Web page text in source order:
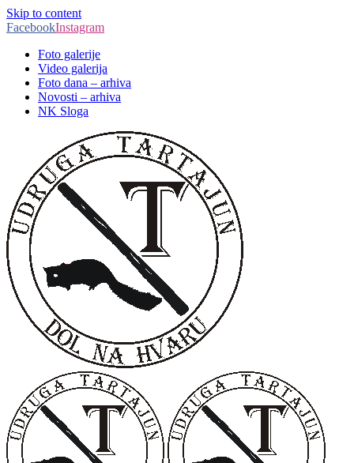
Skip to content
FacebookInstagram
Foto galerije
Video galerija
Foto dana – arhiva
Novosti – arhiva
NK Sloga